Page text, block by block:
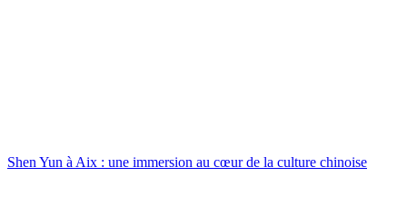
Shen Yun à Aix : une immersion au cœur de la culture chinoise